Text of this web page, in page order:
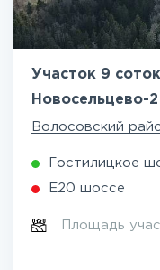
Участок 9
Новосельцево-2
Волосовский
Гостилицкое
Е20 шоссе
Площадь